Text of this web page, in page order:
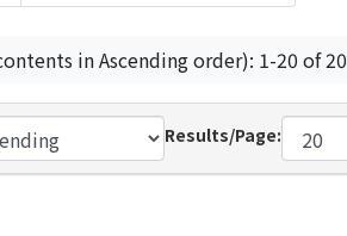
in Ascending order): 1-20 of 20
Results/Page: